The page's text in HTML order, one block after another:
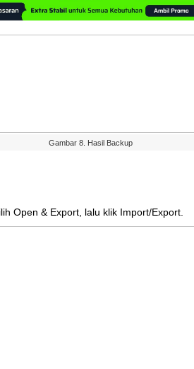
Gambar 8. Hasil Backup
Open & Export, lalu klik Import/Export.